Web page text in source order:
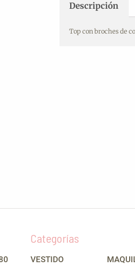
Descripción
Top con broches de
Categorías
VESTIDO